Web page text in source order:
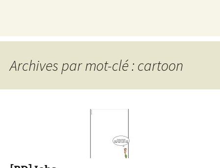
Archives par mot-clé : cartoon